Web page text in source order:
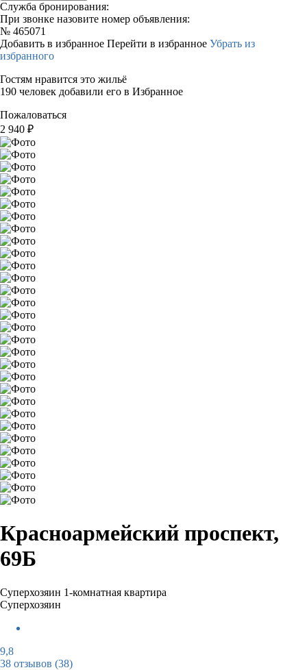
Служба бронирования:
При звонке назовите номер объявления:
№ 465071
Добавить в избранное Перейти в избранное Убрать из
избранного
Гостям нравится это жильё
190 человек добавили его в Избранное
Пожаловаться
2 940 ₽
Красноармейский проспект,
69Б
Суперхозяин 1-комнатная квартира
Суперхозяин
9,8
38 отзывов (38)